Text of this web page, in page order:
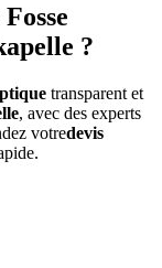
?
transparent et
, avec des experts
votredevis